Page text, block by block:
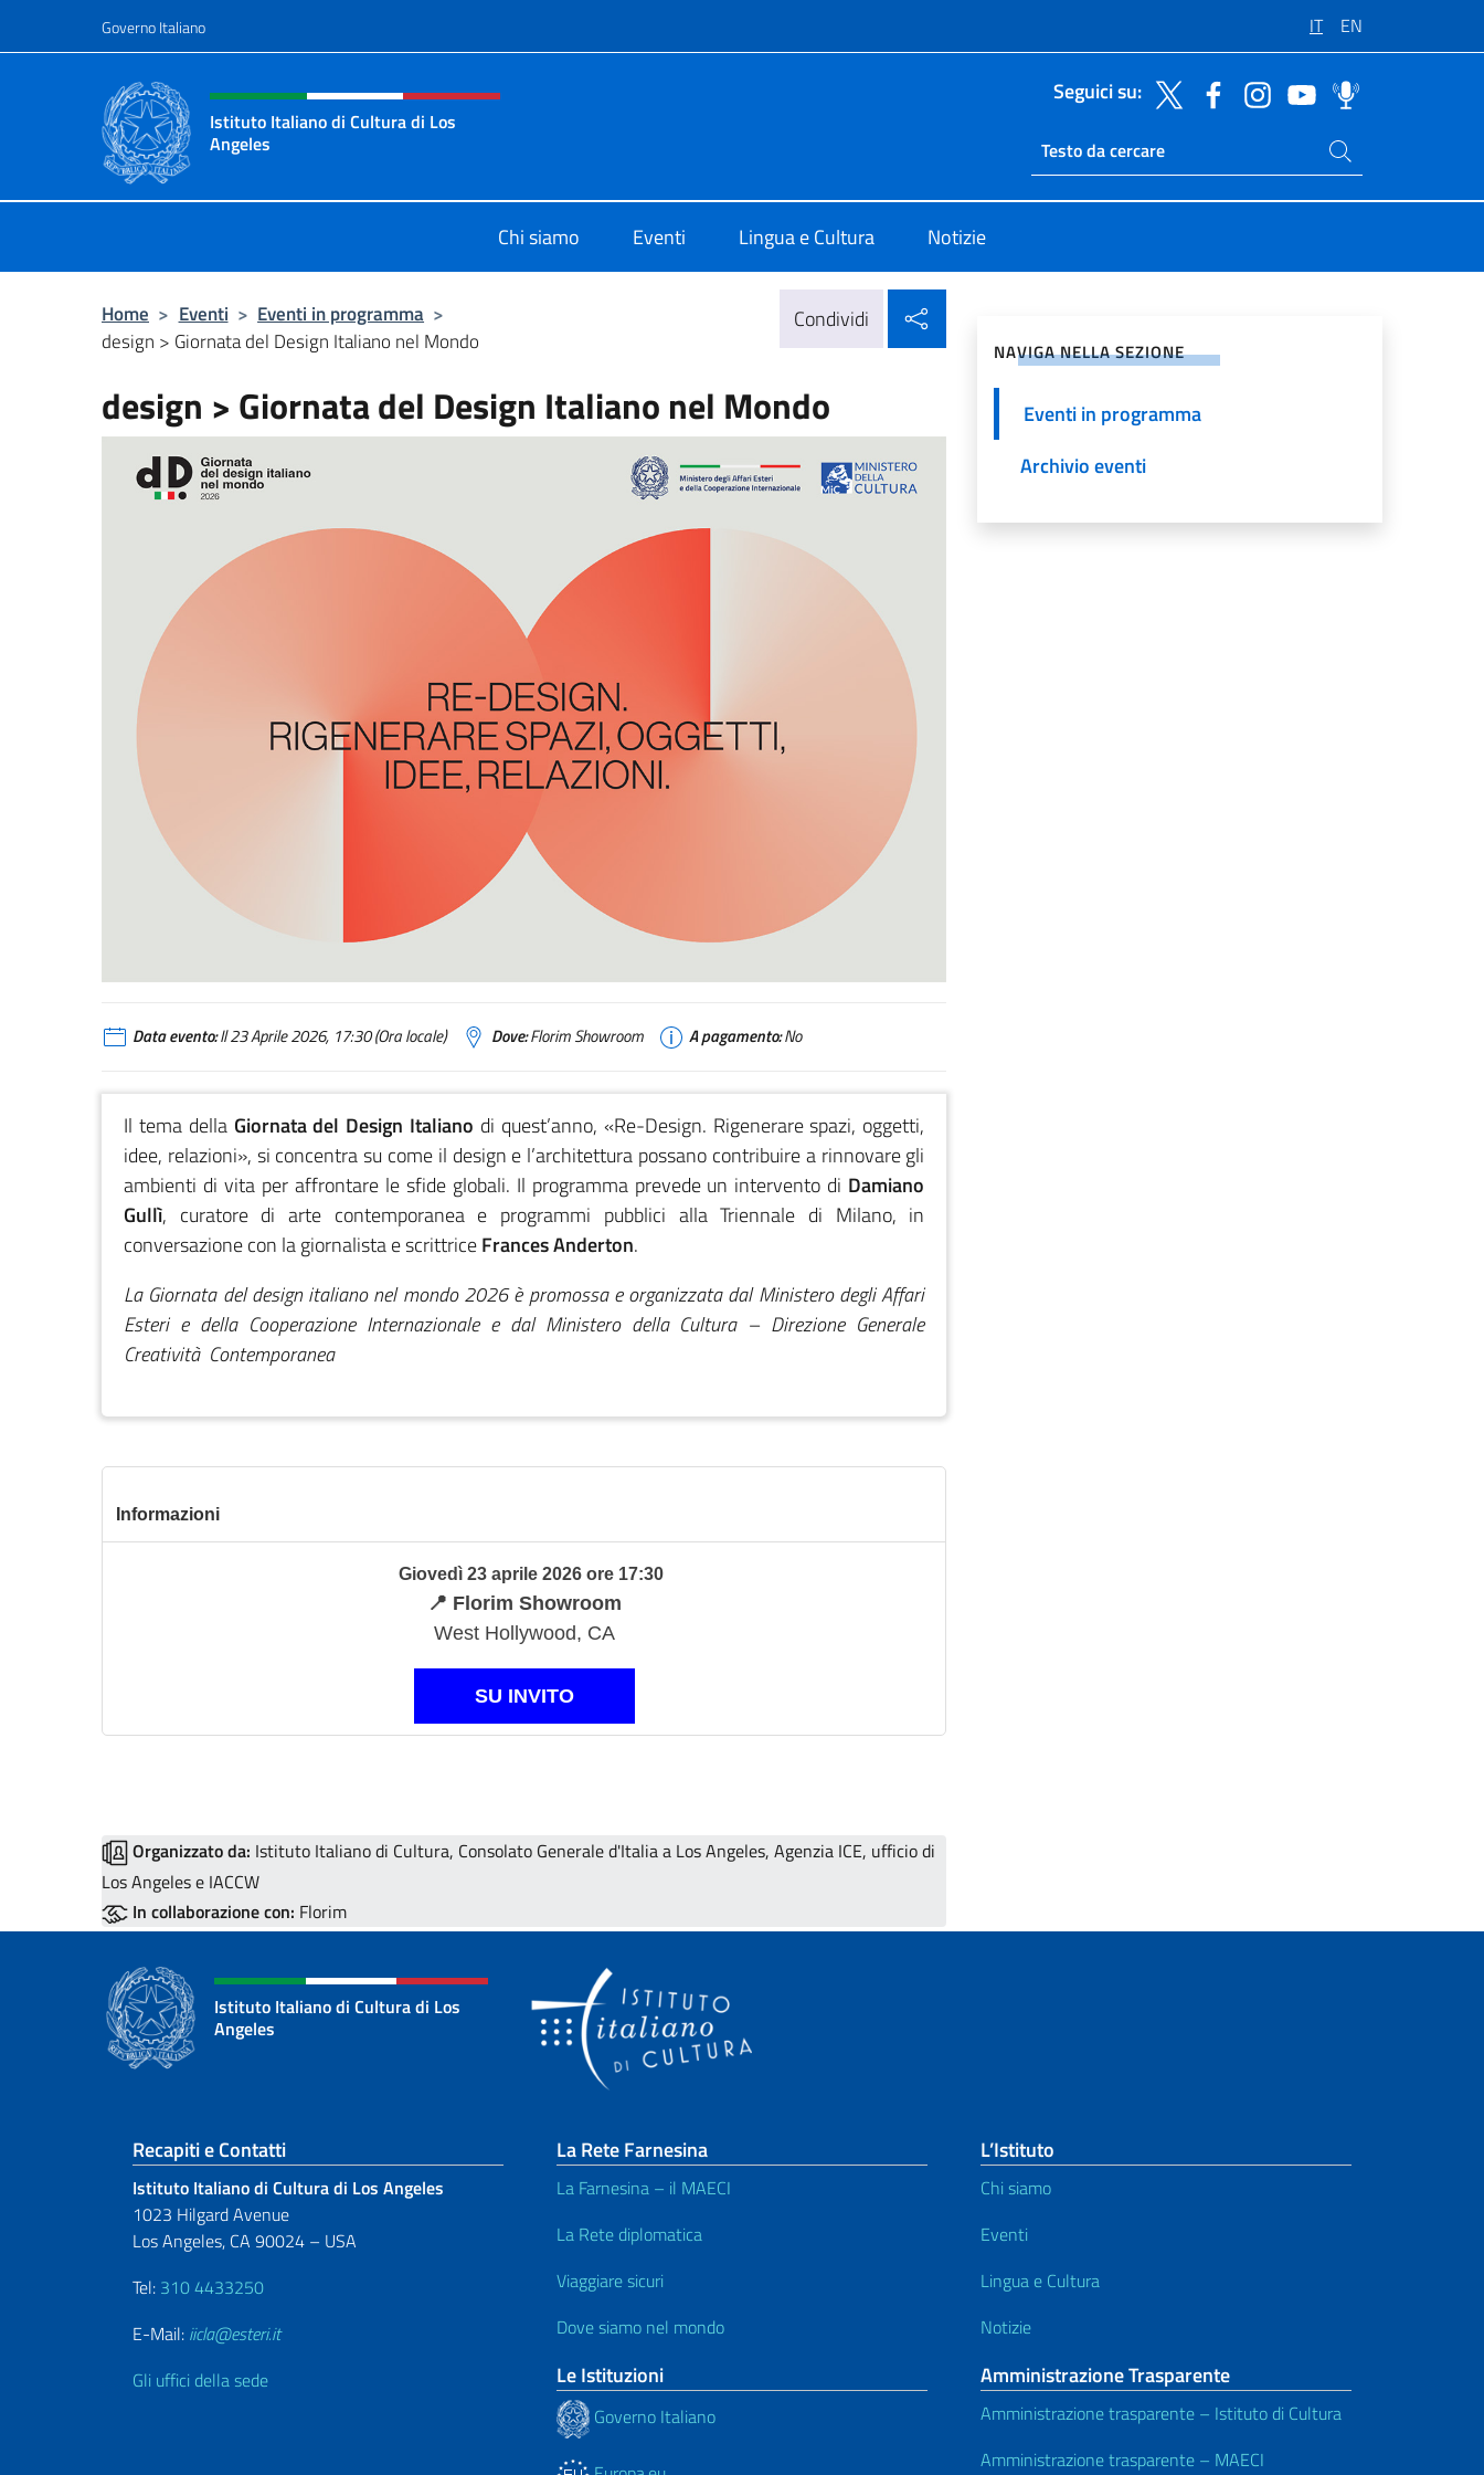
Governo Italiano IT EN
Intestazione sito, social e menù
Istituto Italiano di Cultura di Los
Angeles
Seguici su:
Ricerca sito live
Cerca nel sito
Chi siamo Eventi Lingua e Cultura Notizie
Home > Eventi > Eventi in programma >
design > Giornata del Design Italiano nel Mondo
Condividi
design > Giornata del Design Italiano nel Mondo
Data evento:Il 23 Aprile 2026, 17:30 (Ora locale) Dove:Florim Showroom A pagamento:No
Il tema dellaGiornata del Design Italiano di quest’anno, «Re-Design. Rigenerare spazi, oggetti,
idee, relazioni», si concentra su come il design e l’architettura possano contribuire a rinnovare gli
ambienti di vita per affrontare le sfide globali. Il programma prevede un intervento di Damiano
Gullì, curatore di arte contemporanea e programmi pubblici alla Triennale di Milano, in
conversazione con la giornalista e scrittriceFrances Anderton.
La Giornata del design italiano nel mondo 2026 è promossa e organizzata dal Ministero degli Affari
Esteri e della Cooperazione Internazionale e dal Ministero della Cultura – Direzione Generale
Creatività Contemporanea
Informazioni
Giovedì 23 aprile 2026 ore 17:30
📍 Florim Showroom
West Hollywood, CA
SU INVITO
Organizzato da: Istituto Italiano di Cultura, Consolato Generale d'Italia a Los Angeles, Agenzia ICE, ufficio di
Los Angeles e IACCW
In collaborazione con: Florim
NAVIGA NELLA SEZIONE
Eventi in programma
Archivio eventi
Istituto Italiano di Cultura di Los
Angeles
Sezione footer
Recapiti e Contatti
Istituto Italiano di Cultura di Los Angeles
1023 Hilgard Avenue
Los Angeles, CA 90024 – USA
Tel: 310 4433250
E-Mail: iicla@esteri.it
Gli uffici della sede
La Rete Farnesina
La Farnesina – il MAECI
La Rete diplomatica
Viaggiare sicuri
Dove siamo nel mondo
Le Istituzioni
Governo Italiano
L’Istituto
Chi siamo
Eventi
Lingua e Cultura
Notizie
Amministrazione Trasparente
Amministrazione trasparente – Istituto di Cultura
Amministrazione trasparente – MAECI